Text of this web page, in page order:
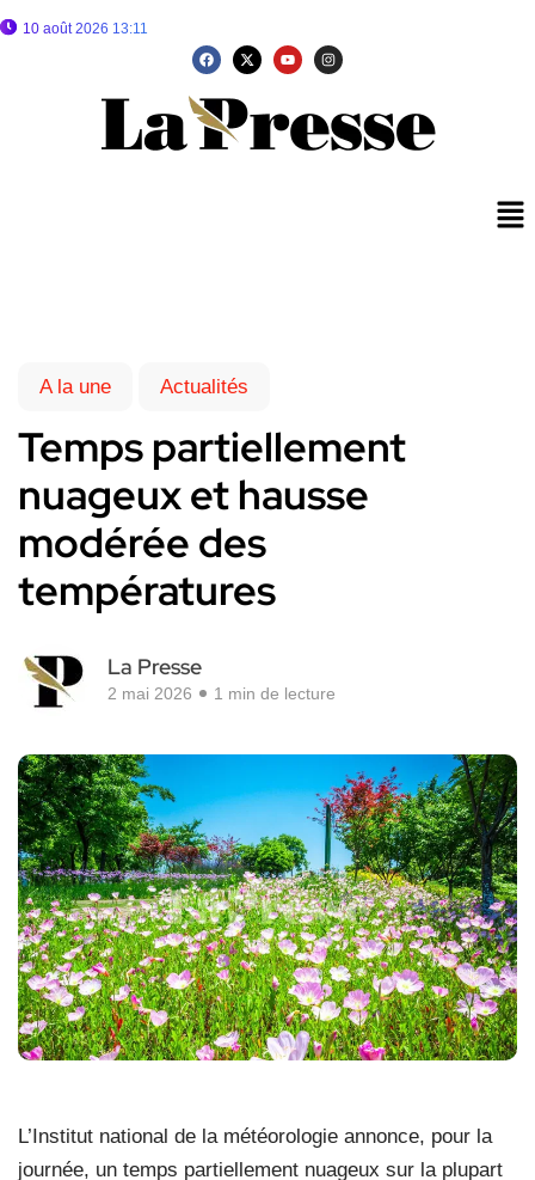
10 août 2026 13:11
A la une Actualités
Temps partiellement
nuageux et hausse
modérée des
températures
La Presse
2 mai 2026 1 min de lecture
L’Institut national de la météorologie annonce, pour la
journée, un temps partiellement nuageux sur la plupart